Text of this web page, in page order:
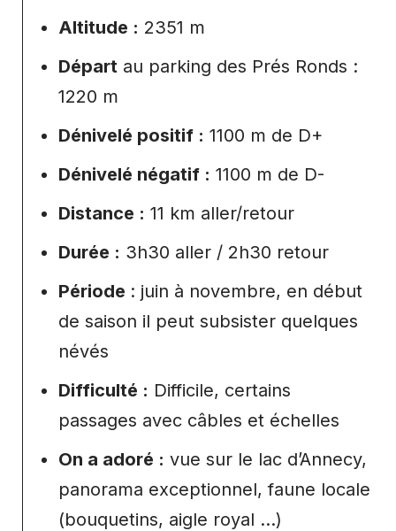
Altitude : 2351 m
Départ au parking des Prés Ronds :
1220 m
Dénivelé positif : 1100 m de D+
Dénivelé négatif : 1100 m de D-
Distance : 11 km aller/retour
Durée : 3h30 aller / 2h30 retour
Période : juin à novembre, en début
de saison il peut subsister quelques
névés
Difficulté : Difficile, certains
passages avec câbles et échelles
On a adoré : vue sur le lac d’Annecy,
panorama exceptionnel, faune locale
(bouquetins, aigle royal …)